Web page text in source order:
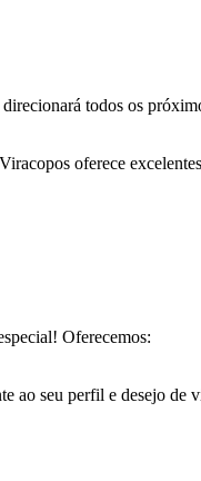
todos os
oferece
Oferecemos:
ao seu perfil e desejo de